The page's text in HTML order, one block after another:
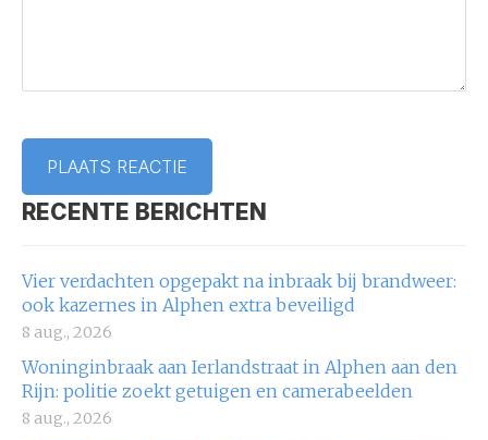
RECENTE BERICHTEN
Vier verdachten opgepakt na inbraak bij brandweer:
ook kazernes in Alphen extra beveiligd
8 aug., 2026
Woninginbraak aan Ierlandstraat in Alphen aan den
Rijn: politie zoekt getuigen en camerabeelden
8 aug., 2026